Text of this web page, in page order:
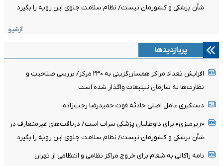
شأن پزشکی و کشورمان نیست/ نظام سلامت جلوی این رویه را بگیرد
آرشیو
پربازدیدها
افزایش تعداد مراکز همسان‌گزینی به ۲۳۰ مرکز/ بررسی صلاحیت و
نظارت‌ها به سازمان تبلیغات واگذار شده است
دستگیری عامل اصلی حادثه فوت حمیدرضا رجب‌زاده
«زیرمیزی» برای داوطلبان پزشکی سراب است/ دریافت‌های غیرمتعارف در
شأن پزشکی و کشورمان نیست/ نظام سلامت جلوی این رویه را بگیرد
نامه زاکانی به شعام برای خروج مراکز نظامی و انتظامی از تهران